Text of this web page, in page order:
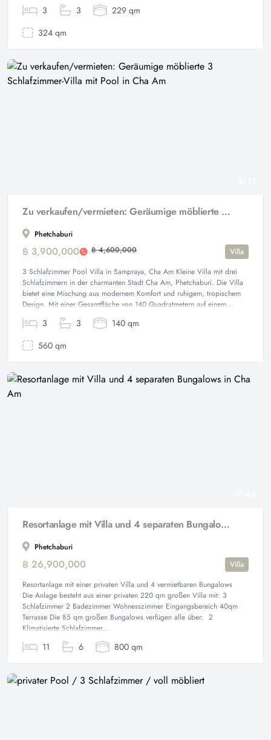
3 3
229 qm
324 qm
Zu verkaufen/vermieten: Geräumige möblierte 3 Schlafzimmer-Villa mit Pool in Cha Am
Phetchaburi
฿ 3,900,000 ฿ 4,600,000
Villa
3 Schlafzimmer Pool Villa in Sampraya, Cha Am Kleine Villa mit drei
Schlafzimmern in der charmanten Stadt Cha Am, Phetchaburi. Die Villa
bietet eine Mischung aus modernem Komfort und ruhigem, tropischem
Design. Mit einer Gesamtfläche von 140 Quadratmetern auf einem...
3 3
140 qm
560 qm
Resortanlage mit Villa und 4 separaten Bungalows in Cha Am
Phetchaburi
฿ 26,900,000
Villa
Resortanlage mit einer privaten Villa und 4 vermietbaren Bungalows
Die Anlage besteht aus einer privaten 220 qm großen Villa mit: 3
Schlafzimmer 2 Badezimmer Wohnesszimmer Eingangsbereich 40qm
Terrasse Die 85 qm großen Bungalows verfügen alle über: 2
Klimatisierte Schlafzimmer...
11 6 800 qm